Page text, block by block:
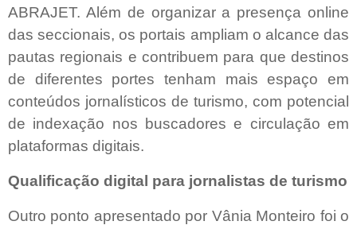
ABRAJET. Além de organizar a presença online
das seccionais, os portais ampliam o alcance das
pautas regionais e contribuem para que destinos
de diferentes portes tenham mais espaço em
conteúdos jornalísticos de turismo, com potencial
de indexação nos buscadores e circulação em
plataformas digitais.
Qualificação digital para jornalistas de turismo
Outro ponto apresentado por Vânia Monteiro foi o